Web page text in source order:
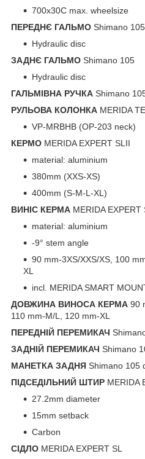
700x30C max. wheelsize
ПЕРЕДНЄ ГАЛЬМО Shimano 105
Hydraulic disc
ЗАДНЄ ГАЛЬМО Shimano 105
Hydraulic disc
ГАЛЬМІВНА РУЧКА Shimano
РУЛЬОВА КОЛОНКА MERIDA
VP-MRBHB (OP-203 neck)
КЕРМО MERIDA EXPERT SLII
material: aluminium
380mm (XXS-XS)
400mm (S-M-L-XL)
ВИНІС КЕРМА MERIDA EXPERT
material: aluminium
-9° stem angle
90 mm-3XS/XXS/XS, 100
XL
incl. MERIDA SMART
ДОВЖИНА ВИНОСА КЕРМА 90
110 mm-M/L, 120 mm-XL
ПЕРЕДНІЙ ПЕРЕМИКАЧ
ЗАДНІЙ ПЕРЕМИКАЧ Shimano
МАНЕТКА ЗАДНЯ Shimano 105
ПІДСЕДІЛЬНИЙ ШТИР MERIDA
27.2mm diameter
15mm setback
Carbon
СІДЛО MERIDA EXPERT SL